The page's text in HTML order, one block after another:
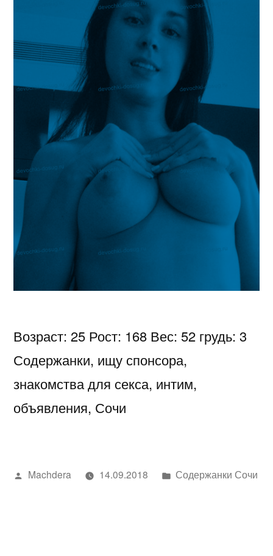
Возраст: 25 Рост: 168 Вес: 52 грудь: 3
Содержанки, ищу спонсора,
знакомства для секса, интим,
объявления, Сочи
Написано
Machdera 14.09.2018
Написано
Содержанки Сочи